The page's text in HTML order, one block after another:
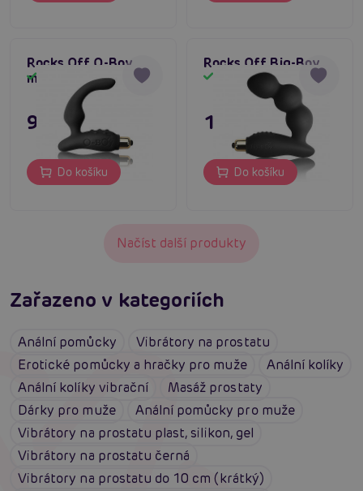
Rocks Off O-Boy,
masér prostaty
995 Kč
Do košíku
Rocks Off Big-Boy
Skladem
1 295 Kč
Do košíku
Načíst další produkty
Zařazeno v kategoriích
Anální pomůcky
Vibrátory na prostatu
Erotické pomůcky a hračky pro muže
Anální kolíky
Anální kolíky vibrační
Masáž prostaty
Dárky pro muže
Anální pomůcky pro muže
Vibrátory na prostatu plast, silikon, gel
Vibrátory na prostatu černá
Vibrátory na prostatu do 10 cm (krátký)